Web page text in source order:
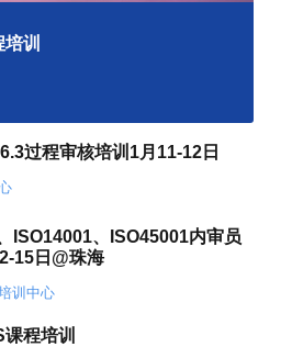
训
过程审核培训1月11-12日
ISO14001、ISO45001内审员
15日@珠海
训中心
程培训